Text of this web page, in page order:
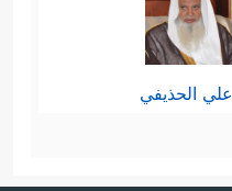
علي الحذيفي